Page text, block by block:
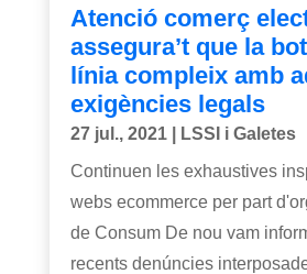
Atenció comerç
assegura’t que la
línia compleix amb
exigències legals
27 jul., 2021|
LSSI i Galetes
Continuen les exhaustives
webs ecommerce per part
de Consum De nou vam
recents denúncies